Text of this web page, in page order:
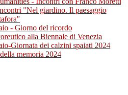
"Nel giardino. Il paesaggio
- Giorno del ricordo
alla Biennale di Venezia
Giornata dei calzini spaiati 2024
memoria 2024